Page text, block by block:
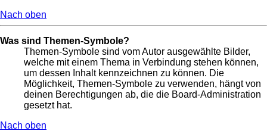
Nach oben
Was sind Themen-Symbole?
Themen-Symbole sind vom Autor ausgewählte Bilder,
welche mit einem Thema in Verbindung stehen können,
um dessen Inhalt kennzeichnen zu können. Die
Möglichkeit, Themen-Symbole zu verwenden, hängt von
deinen Berechtigungen ab, die die Board-Administration
gesetzt hat.
Nach oben